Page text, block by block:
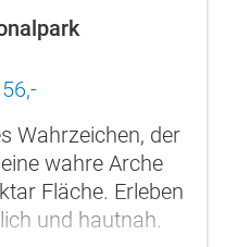
Wahrzeichen, der
wahre Arche
Fläche. Erleben
und hautnah.